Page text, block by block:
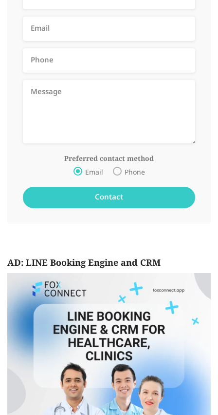
Preferred contact method
Email Phone
AD: LINE Booking Engine and CRM